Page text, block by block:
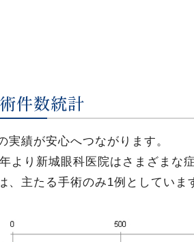
件数統計
実績が安心へつながります。
より新城眼科医院はさまざまな
、主たる手術のみ1例としていま